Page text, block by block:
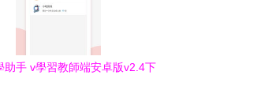
助手 v學習教師端安卓版v2.4下